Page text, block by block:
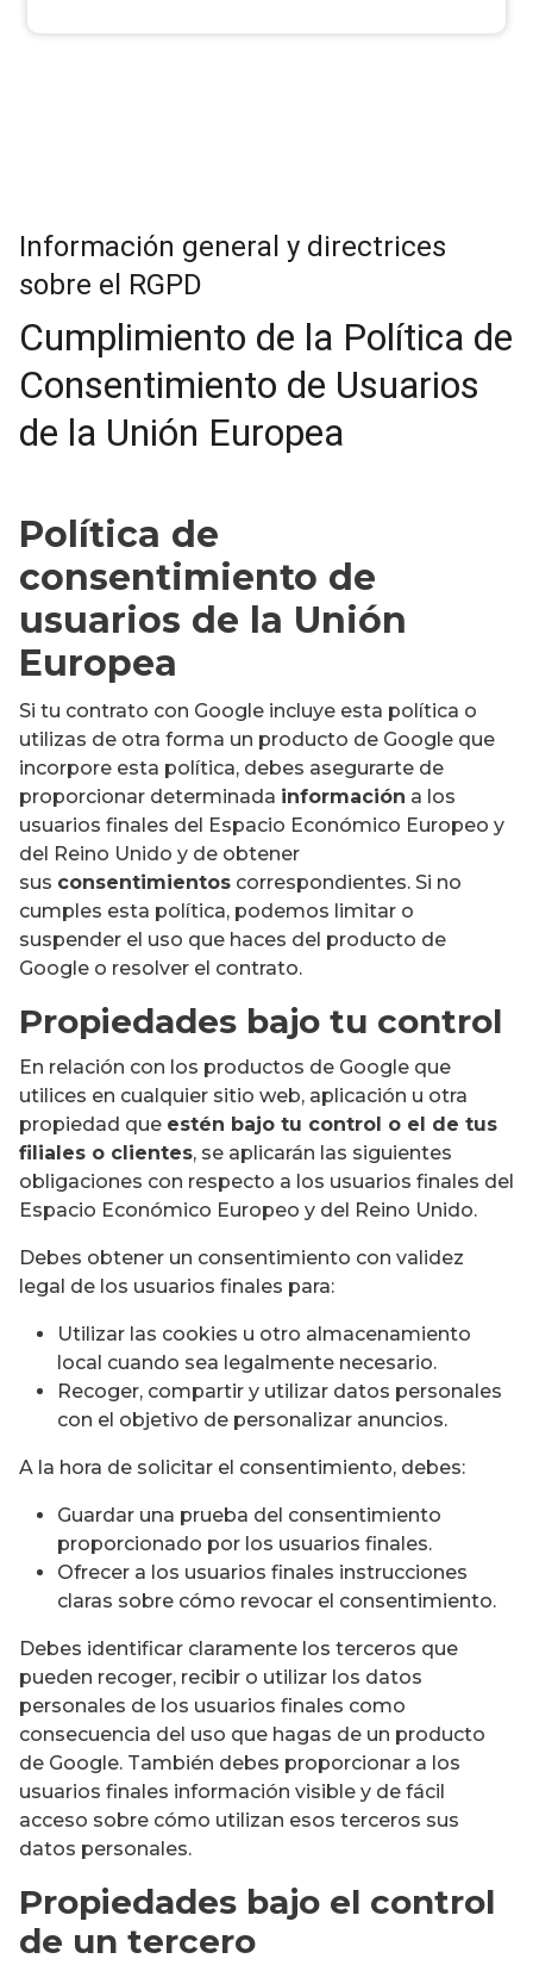
Información general y directrices
sobre el RGPD
Cumplimiento de la Política de
Consentimiento de Usuarios
de la Unión Europea
Política de
consentimiento de
usuarios de la Unión
Europea
Si tu contrato con Google incluye esta política o
utilizas de otra forma un producto de Google que
incorpore esta política, debes asegurarte de
proporcionar determinada información a los
usuarios finales del Espacio Económico Europeo y
del Reino Unido y de obtener
sus consentimientos correspondientes. Si no
cumples esta política, podemos limitar o
suspender el uso que haces del producto de
Google o resolver el contrato.
Propiedades bajo tu control
En relación con los productos de Google que
utilices en cualquier sitio web, aplicación u otra
propiedad que estén bajo tu control o el de tus
filiales o clientes, se aplicarán las siguientes
obligaciones con respecto a los usuarios finales del
Espacio Económico Europeo y del Reino Unido.
Debes obtener un consentimiento con validez
legal de los usuarios finales para:
Utilizar las cookies u otro almacenamiento
local cuando sea legalmente necesario.
Recoger, compartir y utilizar datos personales
con el objetivo de personalizar anuncios.
A la hora de solicitar el consentimiento, debes:
Guardar una prueba del consentimiento
proporcionado por los usuarios finales.
Ofrecer a los usuarios finales instrucciones
claras sobre cómo revocar el consentimiento.
Debes identificar claramente los terceros que
pueden recoger, recibir o utilizar los datos
personales de los usuarios finales como
consecuencia del uso que hagas de un producto
de Google. También debes proporcionar a los
usuarios finales información visible y de fácil
acceso sobre cómo utilizan esos terceros sus
datos personales.
Propiedades bajo el control
de un tercero